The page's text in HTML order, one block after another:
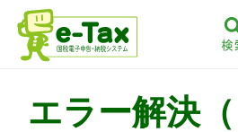
エラー解決